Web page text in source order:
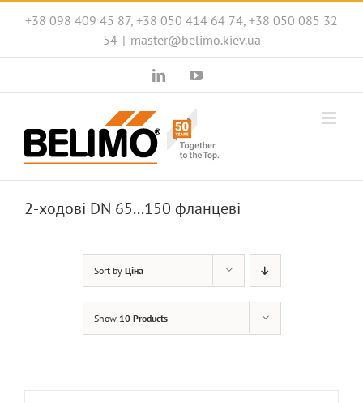
+38 098 409 45 87, +38 050 414 64 74, +38 050 085 32
54 | master@belimo.kiev.ua
LinkedInYouTube
2-ходові DN 65...150 фланцеві
Sort by Ціна
Show 10 Products